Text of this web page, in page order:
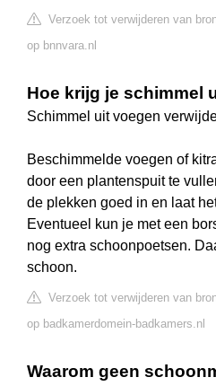
Verzoek tot verwijderen van
op bnnvara.nl
Hoe krijg je schimmel
Schimmel uit voegen
Beschimmelde voegen of
door een plantenspuit te
de plekken goed in en laat
Eventueel kun je met een
nog extra schoonpoetsen.
schoon.
Verzoek tot verwijderen van
op badkamerdomein-badkamers.nl
Waarom geen